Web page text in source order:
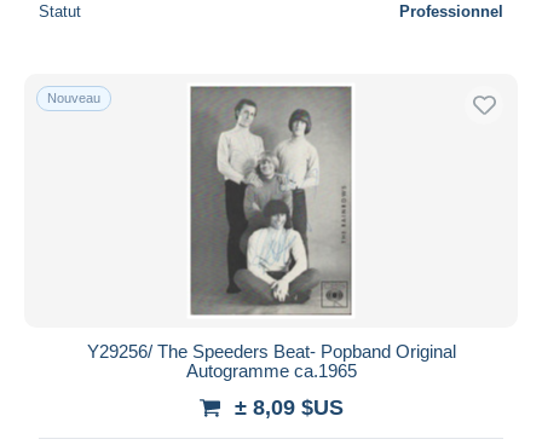
Statut Professionnel
Nouveau
Y29256/ The Speeders Beat- Popband Original
Autogramme ca.1965
± 8,09 $US